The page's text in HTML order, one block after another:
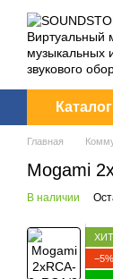
Перейти к
Каталог
Главная
Mogami
В наличии
ХИТ
−5%